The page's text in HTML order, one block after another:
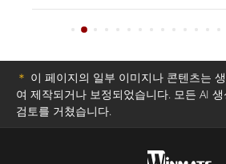
＊ 이 페이지의 일부 이미지나 콘텐츠는
여 제작되거나 보정되었습니다. 모든 AI
검토를 거쳤습니다.